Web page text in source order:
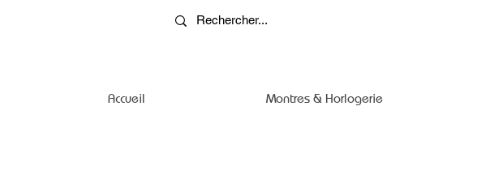
Accueil Montres & Horlogerie